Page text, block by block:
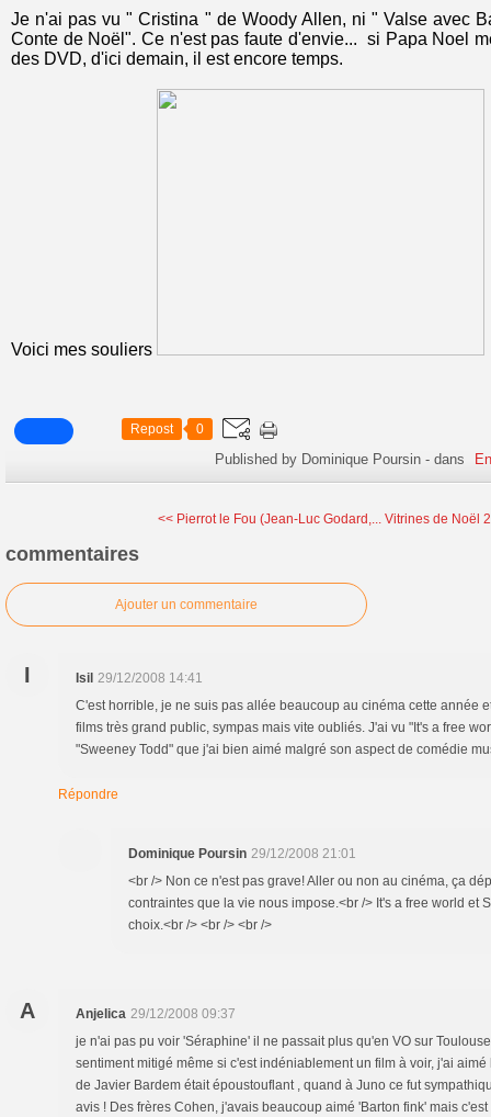
Je n'ai pas vu " Cristina " de Woody Allen, ni " Valse avec
Conte de Noël". Ce n'est pas faute d'envie... si Papa Noel
des DVD, d'ici demain, il est encore temps.
Voici mes souliers
Repost 0
Published by Dominique Poursin -dans
<< Pierrot le Fou (Jean-Luc Godard,... Vitrines de Noël
commentaires
Ajouter un commentaire
I Isil 29/12/2008 14:41
C'est horrible, je ne suis pas allée beaucoup au cinéma cette année
films très grand public, sympas mais vite oubliés. J'ai vu "It's a free
"Sweeney Todd" que j'ai bien aimé malgré son aspect de comédie
Répondre
Dominique Poursin 29/12/2008 21:01
<br /> Non ce n'est pas grave! Aller ou non au cinéma, ça
contraintes que la vie nous impose.<br /> It's a free world et
choix.<br /> <br /> <br />
A Anjelica 29/12/2008 09:37
je n'ai pas pu voir 'Séraphine' il ne passait plus qu'en VO sur
sentiment mitigé même si c'est indéniablement un film à voir, j'ai
de Javier Bardem était époustouflant , quand à Juno ce fut
avis ! Des frères Cohen, j'avais beaucoup aimé 'Barton fink' mais